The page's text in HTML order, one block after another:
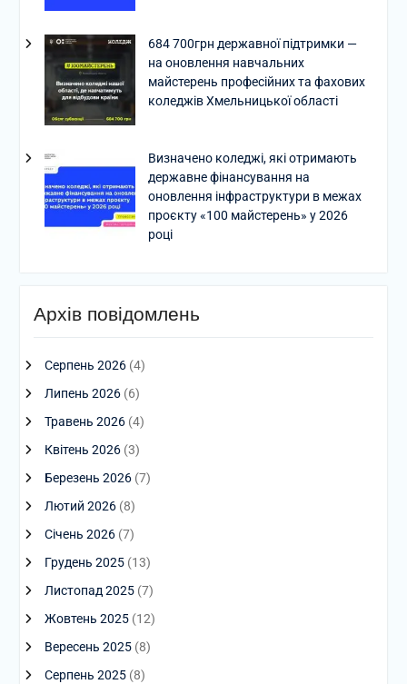
684 700грн державної підтримки —
на оновлення навчальних
майстерень професійних та фахових
коледжів Хмельницької області
Визначено коледжі, які отримають
державне фінансування на
оновлення інфраструктури в межах
проєкту «100 майстерень» у 2026
році
Архів повідомлень
Серпень 2026(4)
Липень 2026(6)
Травень 2026(4)
Квітень 2026(3)
Березень 2026(7)
Лютий 2026(8)
Січень 2026(7)
Грудень 2025(13)
Листопад 2025(7)
Жовтень 2025(12)
Вересень 2025(8)
Серпень 2025(8)